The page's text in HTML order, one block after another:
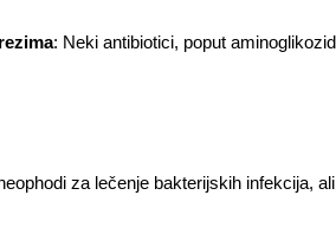
: Neki antibiotici, poput
za lečenje bakterijskih infekcija,